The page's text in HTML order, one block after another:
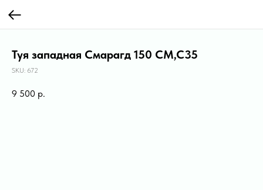
Туя западная Смарагд 150 СМ,С35
SKU: 672
9 500 р.